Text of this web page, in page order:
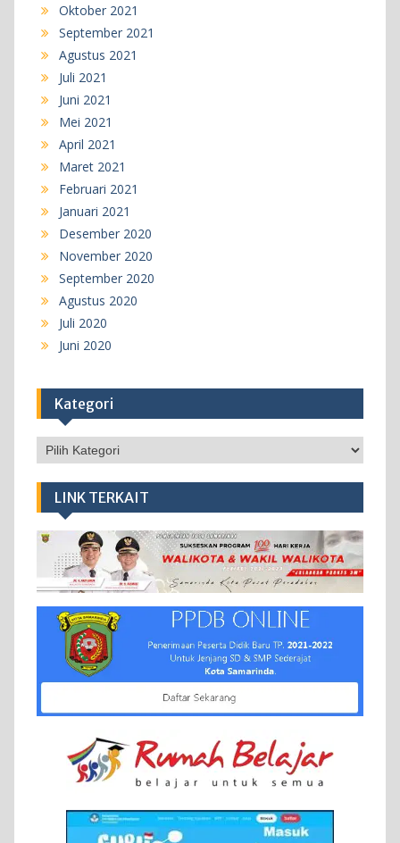
Oktober 2021
September 2021
Agustus 2021
Juli 2021
Juni 2021
Mei 2021
April 2021
Maret 2021
Februari 2021
Januari 2021
Desember 2020
November 2020
September 2020
Agustus 2020
Juli 2020
Juni 2020
Kategori
Kategori
LINK TERKAIT